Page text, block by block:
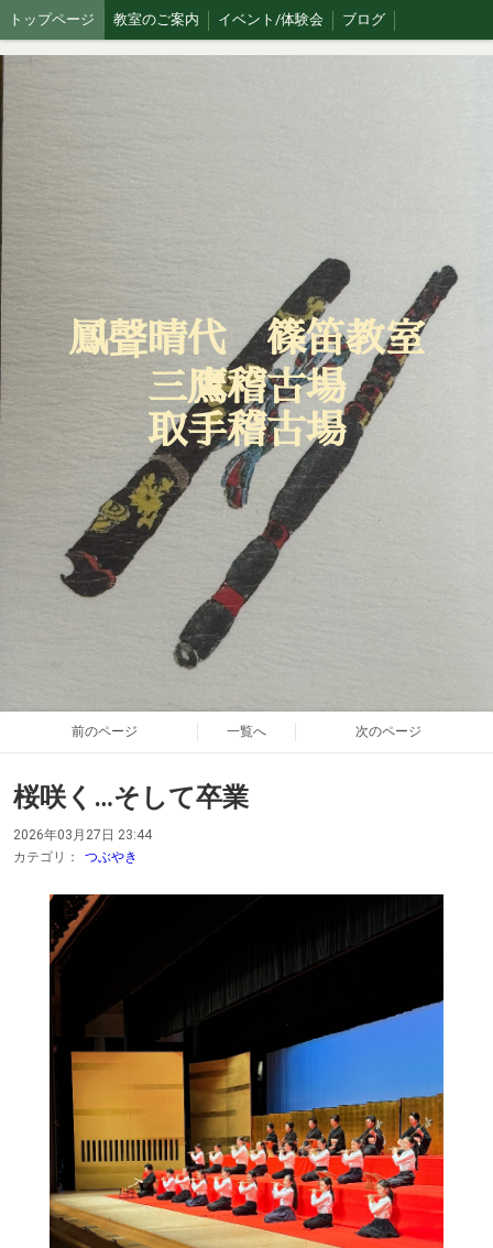
トップページ 教室のご案内 イベント/体験会 ブログ
鳳聲晴代 篠笛教室
三鷹稽古場
取手稽古場
前のページ 一覧へ 次のページ
桜咲く…そして卒業
2026年03月27日 23:44
カテゴリ：
つぶやき